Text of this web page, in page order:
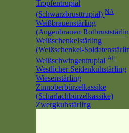
Tropfentrupial
(Schwarzbrusttrupial) NA
Weißbrauenstärling
(Augenbrauen-
Weißschenkelstärling
(Weißschenkel-
Weißschwingentrupial AF
Westlicher Seidenkuhstärling
Wiesenstärling
Zinnoberbürzelkassike
(Scharlachbürzelkassike)
Zwergkuhstärling